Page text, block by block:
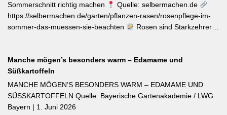
Sommerschnitt richtig machen
Quelle: selbermachen.de
https://selbermachen.de/garten/pflanzen-rasen/rosenpflege-im-
sommer-das-muessen-sie-beachten
Rosen sind Starkzehrer –
bis Mitte Juli abgeschlossen sein, damit sich die Pflanzen auf die
Überwinterung vorbereiten können. Der entscheidende Tipp für
öfterblühende Sorten: Verwelkte Blüten mit 2–3 Blattstielpaaren
darunter sofort abschneiden – das regt neue Knospen an und
verlängert die Blütezeit erheblich. [Thema-Tag: #Rosenpflege
Manche mögen’s besonders warm – Edamame und
Süßkartoffeln
MANCHE MÖGEN’S BESONDERS WARM – EDAMAME UND
SÜSSKARTOFFELN Quelle: Bayerische Gartenakademie / LWG
Bayern | 1. Juni 2026